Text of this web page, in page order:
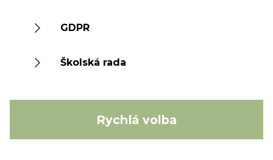
GDPR
Školská rada
Rychlá volba